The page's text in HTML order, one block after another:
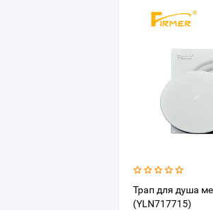
Трап для душа
(YLN717715)